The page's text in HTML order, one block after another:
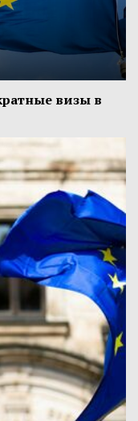
визы в